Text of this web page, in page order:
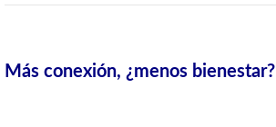
Más conexión, ¿menos bienestar?